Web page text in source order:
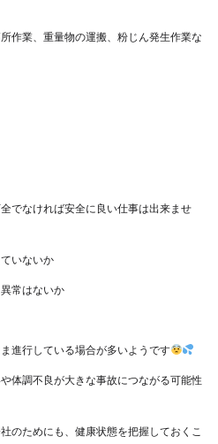
作業、重量物の運搬、粉じん発生作業な
でなければ安全に良い仕事は出来ませ
いないか
常はないか
進行している場合が多いようです
体調不良が大きな事故につながる可能性
のためにも、健康状態を把握しておくこ